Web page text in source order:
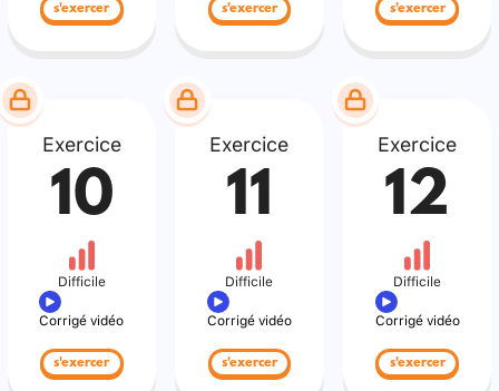
s'exercer s'exercer s'exercer
Exercice
10
Difficile
Corrigé vidéo
s'exercer
Exercice
11
Difficile
Corrigé vidéo
s'exercer
Exercice
12
Difficile
Corrigé vidéo
s'exercer